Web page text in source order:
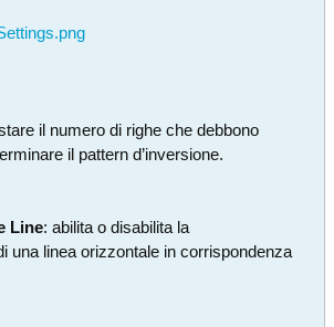
il numero di righe che debbono
il pattern d’inversione.
Line: abilita o disabilita la
una linea orizzontale in corrispondenza